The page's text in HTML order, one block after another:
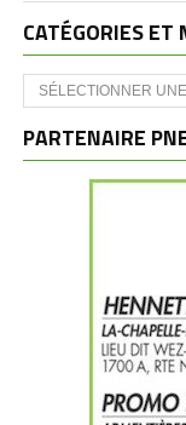
CATÉGORIES ET
Catégories
et
PARTENAIRE